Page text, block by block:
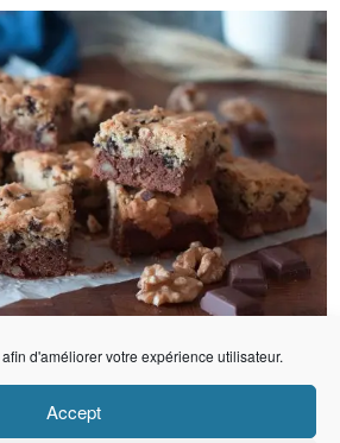
d'améliorer votre expérience utilisateur.
Accept